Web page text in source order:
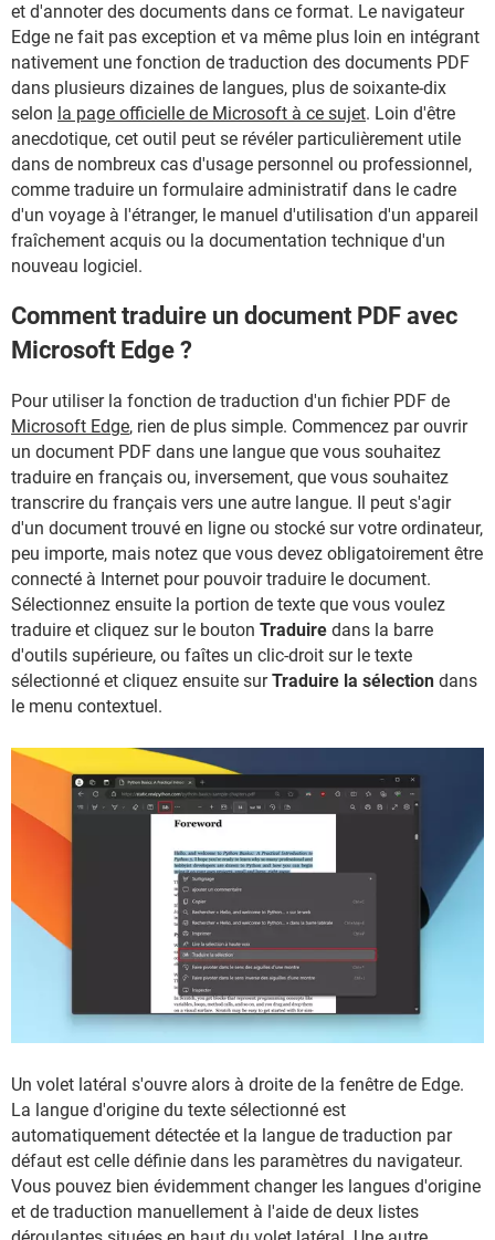
et d'annoter des documents dans ce format. Le navigateur
Edge ne fait pas exception et va même plus loin en intégrant
nativement une fonction de traduction des documents PDF
dans plusieurs dizaines de langues, plus de soixante-dix
selon la page officielle de Microsoft à ce sujet. Loin d'être
anecdotique, cet outil peut se révéler particulièrement utile
dans de nombreux cas d'usage personnel ou professionnel,
comme traduire un formulaire administratif dans le cadre
d'un voyage à l'étranger, le manuel d'utilisation d'un appareil
fraîchement acquis ou la documentation technique d'un
nouveau logiciel.
Comment traduire un document PDF avec
Microsoft Edge ?
Pour utiliser la fonction de traduction d'un fichier PDF de
Microsoft Edge, rien de plus simple. Commencez par ouvrir
un document PDF dans une langue que vous souhaitez
traduire en français ou, inversement, que vous souhaitez
transcrire du français vers une autre langue. Il peut s'agir
d'un document trouvé en ligne ou stocké sur votre ordinateur,
peu importe, mais notez que vous devez obligatoirement être
connecté à Internet pour pouvoir traduire le document.
Sélectionnez ensuite la portion de texte que vous voulez
traduire et cliquez sur le bouton Traduire dans la barre
d'outils supérieure, ou faîtes un clic-droit sur le texte
sélectionné et cliquez ensuite surTraduire la sélection dans
le menu contextuel.
Un volet latéral s'ouvre alors à droite de la fenêtre de Edge.
La langue d'origine du texte sélectionné est
automatiquement détectée et la langue de traduction par
défaut est celle définie dans les paramètres du navigateur.
Vous pouvez bien évidemment changer les langues d'origine
et de traduction manuellement à l'aide de deux listes